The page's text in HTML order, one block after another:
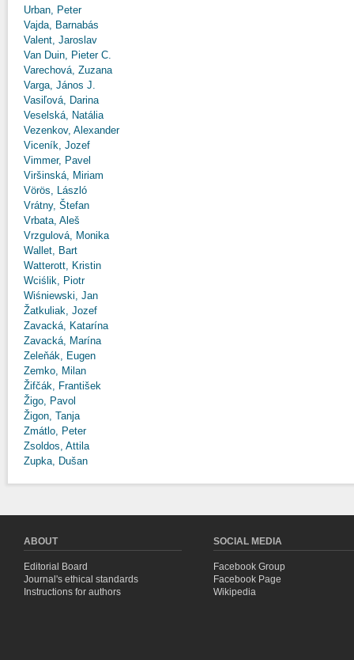
Urban, Peter
Vajda, Barnabás
Valent, Jaroslav
Van Duin, Pieter C.
Varechová, Zuzana
Varga, János J.
Vasiľová, Darina
Veselská, Natália
Vezenkov, Alexander
Viceník, Jozef
Vimmer, Pavel
Viršinská, Miriam
Vörös, László
Vrátny, Štefan
Vrbata, Aleš
Vrzgulová, Monika
Wallet, Bart
Watterott, Kristin
Wciślik, Piotr
Wiśniewski, Jan
Žatkuliak, Jozef
Zavacká, Katarína
Zavacká, Marína
Zeleňák, Eugen
Zemko, Milan
Žifčák, František
Žigo, Pavol
Žigon, Tanja
Zmátlo, Peter
Zsoldos, Attila
Zupka, Dušan
ABOUT
Editorial Board
Journal's ethical standards
Instructions for authors
SOCIAL MEDIA
Facebook Group
Facebook Page
Wikipedia